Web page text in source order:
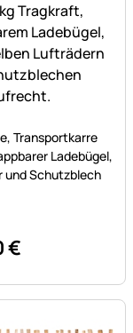
Transportkarre
Ladebügel,
und Schutzblech
€